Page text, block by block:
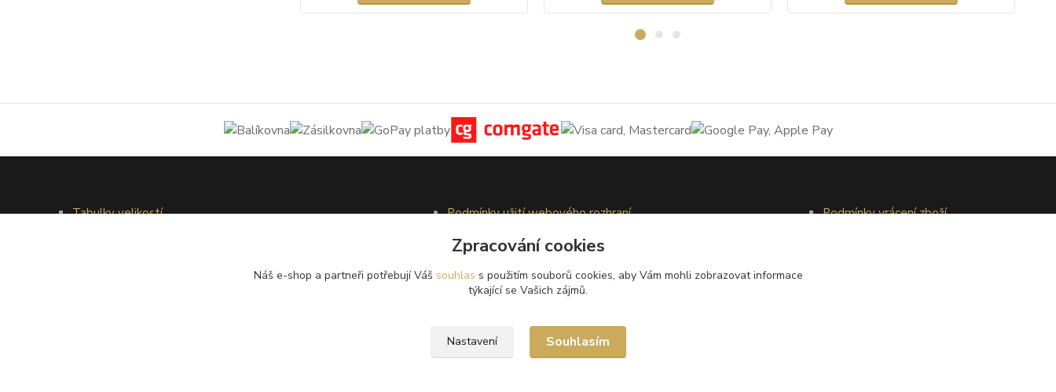
Tabulky velikostí
Podmínky užití webového rozhraní
Ochrana osobních údajů
Kontakty
Podmínky vrácení zboží
Zpracování cookies
Náš e-shop a partneři potřebují Váš souhlas s použitím souborů cookies, aby Vám mohli zobrazovat informace
týkající se Vašich zájmů.
Nastavení Souhlasím